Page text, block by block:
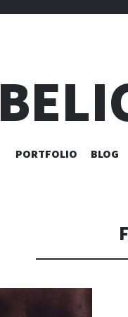
PORTFOLIO BLOG